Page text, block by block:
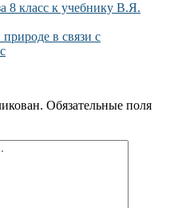
8 класс к учебнику В.Я.
в связи с
Обязательные поля